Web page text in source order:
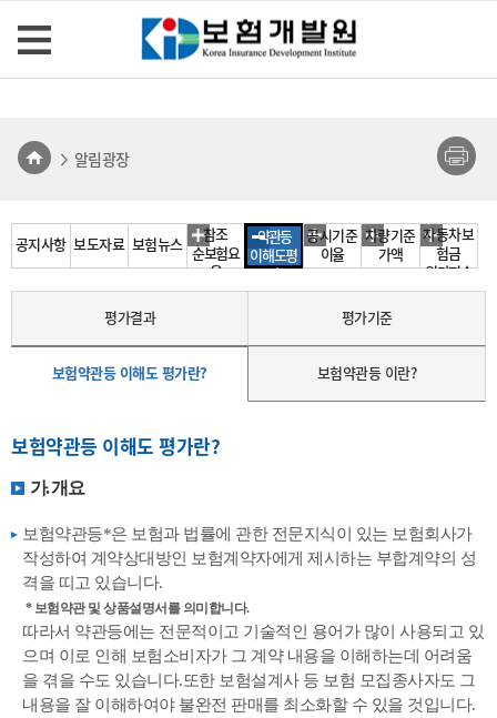
알림광장
공지사항 보도자료 보험뉴스
참조
순보험요
율
약관등
이해도평
가
공시기준
이율
차량기준
가액
자동차보
험금
원가지수
평가결과 평가기준
보험약관등 이해도 평가란? 보험약관등 이란?
보험약관등 이해도 평가란?
가. 개요
보험약관등*은 보험과 법률에 관한 전문지식이 있는 보험회사가
작성하여 계약상대방인 보험계약자에게 제시하는 부합계약의 성
격을 띠고 있습니다.
* 보험약관 및 상품설명서를 의미합니다.
따라서 약관등에는 전문적이고 기술적인 용어가 많이 사용되고 있
으며 이로 인해 보험소비자가 그 계약 내용을 이해하는데 어려움
을 겪을 수도 있습니다.또한 보험설계사 등 보험 모집종사자도 그
내용을 잘 이해하여야 불완전 판매를 최소화할 수 있을 것입니다.